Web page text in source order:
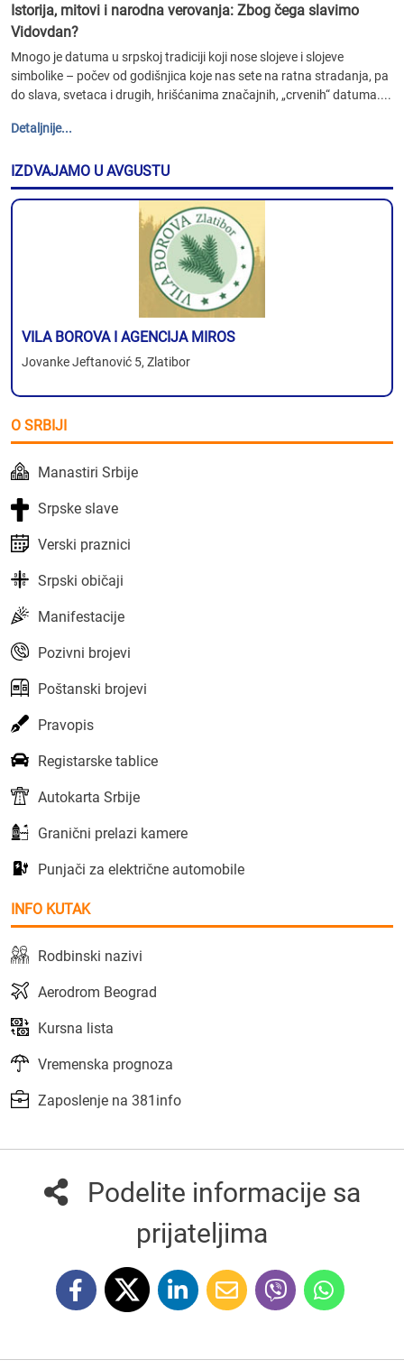
Istorija, mitovi i narodna verovanja: Zbog čega slavimo
Vidovdan?
Mnogo je datuma u srpskoj tradiciji koji nose slojeve i slojeve
simbolike – počev od godišnjica koje nas sete na ratna stradanja, pa
do slava, svetaca i drugih, hrišćanima značajnih, „crvenih“ datuma....
Detaljnije...
IZDVAJAMO U AVGUSTU
VILA BOROVA I AGENCIJA MIROS
Jovanke Jeftanović 5, Zlatibor
O SRBIJI
Manastiri Srbije
Srpske slave
Verski praznici
Srpski običaji
Manifestacije
Pozivni brojevi
Poštanski brojevi
Pravopis
Registarske tablice
Autokarta Srbije
Granični prelazi kamere
Punjači za električne automobile
INFO KUTAK
Rodbinski nazivi
Aerodrom Beograd
Kursna lista
Vremenska prognoza
Zaposlenje na 381info
Podelite informacije sa
prijateljima